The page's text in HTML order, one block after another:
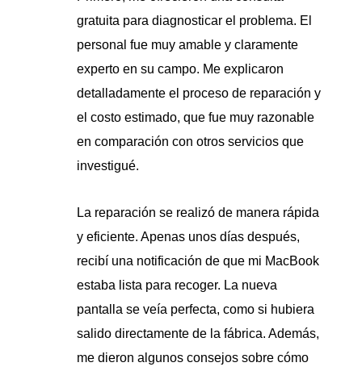
gratuita para diagnosticar el problema. El
personal fue muy amable y claramente
experto en su campo. Me explicaron
detalladamente el proceso de reparación y
el costo estimado, que fue muy razonable
en comparación con otros servicios que
investigué.
La reparación se realizó de manera rápida
y eficiente. Apenas unos días después,
recibí una notificación de que mi MacBook
estaba lista para recoger. La nueva
pantalla se veía perfecta, como si hubiera
salido directamente de la fábrica. Además,
me dieron algunos consejos sobre cómo